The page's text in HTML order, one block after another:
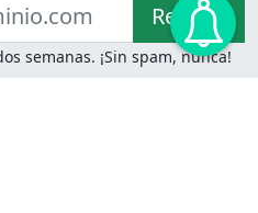
Recibir!
semanas. ¡Sin spam, nunca!